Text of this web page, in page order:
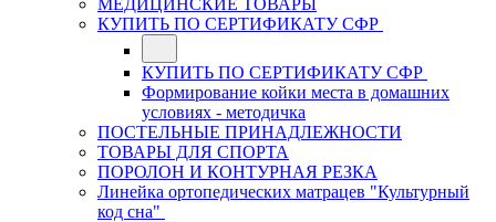
МЕДИЦИНСКИЕ ТОВАРЫ
КУПИТЬ ПО СЕРТИФИКАТУ СФР
КУПИТЬ ПО СЕРТИФИКАТУ СФР
Формирование койки места в домашних
условиях - методичка
ПОСТЕЛЬНЫЕ ПРИНАДЛЕЖНОСТИ
ТОВАРЫ ДЛЯ СПОРТА
ПОРОЛОН И КОНТУРНАЯ РЕЗКА
Линейка ортопедических матрацев "Культурный
код сна"